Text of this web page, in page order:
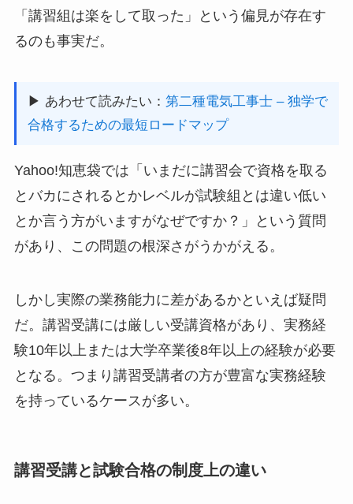
「講習組は楽をして取った」という偏見が存在す
るのも事実だ。
▶ あわせて読みたい： 第二種電気工事士 – 独学で
合格するための最短ロードマップ
Yahoo!知恵袋では「いまだに講習会で資格を取る
とバカにされるとかレベルが試験組とは違い低い
とか言う方がいますがなぜですか？」という質問
があり、この問題の根深さがうかがえる。
しかし実際の業務能力に差があるかといえば疑問
だ。講習受講には厳しい受講資格があり、実務経
験10年以上または大学卒業後8年以上の経験が必要
となる。つまり講習受講者の方が豊富な実務経験
を持っているケースが多い。
講習受講と試験合格の制度上の違い